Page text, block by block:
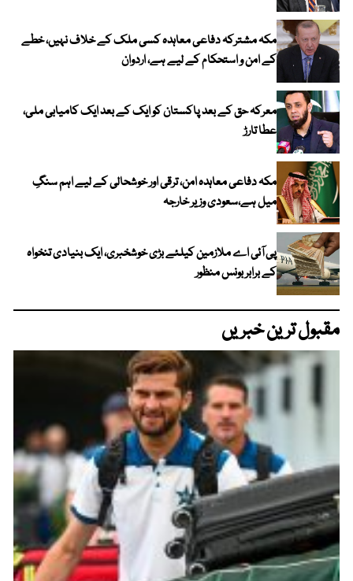
مکہ مشترکہ دفاعی معاہدہ کسی ملک کے خلاف نہیں، خطے
کے امن و استحکام کے لیے ہے، اردوان
معرکہ حق کے بعد پاکستان کو ایک کے بعد ایک کامیابی ملی،
عطا تارڑ
مکہ دفاعی معاہدہ امن، ترقی اور خوشحالی کے لیے اہم سنگِ
میل ہے،سعودی وزیر خارجہ
پی آئی اے ملازمین کیلئے بڑی خوشخبری، ایک بنیادی تنخواہ
کے برابر بونس منظور
مقبول ترین خبریں